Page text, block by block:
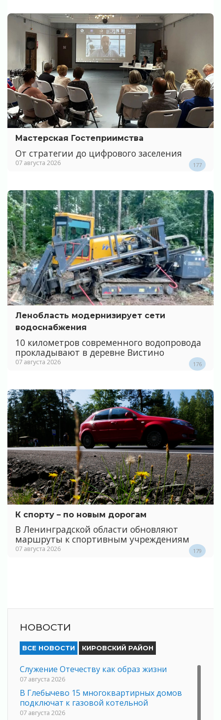
Мастерская Гостеприимства
От стратегии до цифрового заселения
07 августа 2026 177
Ленобласть модернизирует сети
водоснабжения
10 километров современного водопровода
прокладывают в деревне Вистино
07 августа 2026 176
К спорту – по новым дорогам
В Ленинградской области обновляют
маршруты к спортивным учреждениям
07 августа 2026 179
НОВОСТИ
ВСЕ НОВОСТИ КИРОВСКИЙ РАЙОН
Служение Отечеству как образ жизни
07 августа 2026
В Глебычево 15 многоквартирных домов
подключат к газовой котельной
07 августа 2026